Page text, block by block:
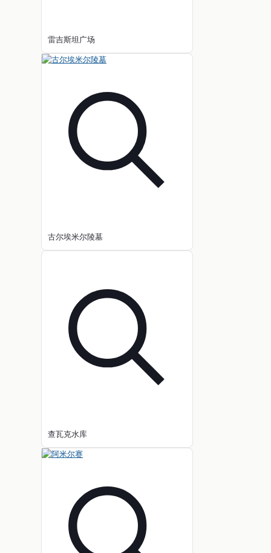
雷吉斯坦广场
古尔埃米尔陵墓
查瓦克水库